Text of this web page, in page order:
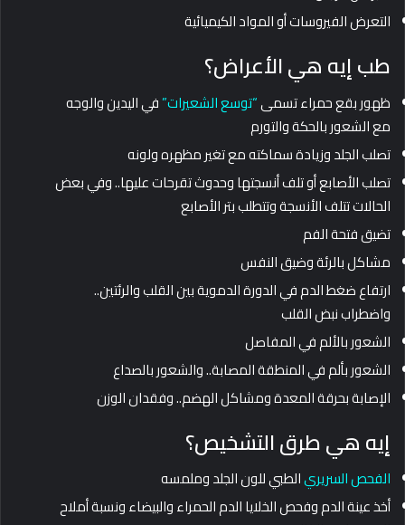
التعرض الفيروسات أو المواد الكيميائية
طب إيه هي الأعراض؟
ظهور بقع حمراء تسمى“توسع الشعيرات”في اليدين والوجه
مع الشعور بالحكة والتورم
تصلب الجلد وزيادة سماكته مع تغير مظهره ولونه
تصلب الأصابع أو تلف أنسجتها وحدوث تقرحات عليها.. وفي بعض
الحالات تتلف الأنسجة وتتطلب بتر الأصابع
تضيق فتحة الفم
مشاكل بالرئة وضيق النفس
ارتفاع ضغط الدم في الدورة الدموية بين القلب والرئتين..
واضطراب نبض القلب
الشعور بالألم في المفاصل
الشعور بألم في المنطقة المصابة.. والشعور بالصداع
الإصابة بحرقة المعدة ومشاكل الهضم.. وفقدان الوزن
إيه هي طرق التشخيص؟
الفحص السريريالطبي للون الجلد وملمسه
أخذ عينة الدم وفحص الخلايا الدم الحمراء والبيضاء ونسبة أملاح